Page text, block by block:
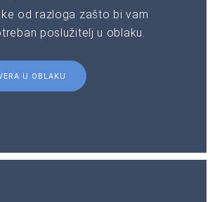
od razloga zašto bi vam
poslužitelj u oblaku.
U OBLAKU